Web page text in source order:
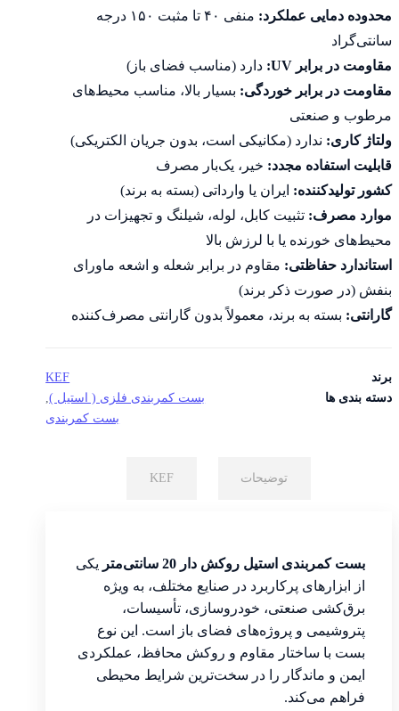
محدوده دمایی عملکرد:
منفی ۴۰ تا مثبت ۱۵۰ درجه
سانتی‌گراد
مقاومت در برابر UV:
دارد (مناسب فضای باز)
مقاومت در برابر خوردگی: بسیار بالا، مناسب محیط‌های
مرطوب و صنعتی
ولتاژ کاری: ندارد (مکانیکی است، بدون جریان الکتریکی)
قابلیت استفاده مجدد: خیر، یک‌بار مصرف
کشور تولیدکننده: ایران یا وارداتی (بسته به برند)
موارد مصرف: تثبیت کابل، لوله، شیلنگ و تجهیزات در
محیط‌های خورنده یا با لرزش بالا
استاندارد حفاظتی: مقاوم در برابر شعله و اشعه ماورای
بنفش (در صورت ذکر برند)
گارانتی: بسته به برند، معمولاً بدون گارانتی مصرف‌کننده
برند
KEF
دسته بندی ها
بست کمربندی فلزی ( استیل ),
بست کمربندی
توضیحات KEF
بست کمربندی استیل روکش دار 20 سانتی‌متر
یکی
از ابزارهای پرکاربرد در صنایع مختلف، به ویژه
برق‌کشی صنعتی، خودروسازی، تأسیسات،
پتروشیمی و پروژه‌های فضای باز است. این نوع
بست با ساختار مقاوم و روکش محافظ، عملکردی
ایمن و ماندگار را در سخت‌ترین شرایط محیطی
فراهم می‌کند.